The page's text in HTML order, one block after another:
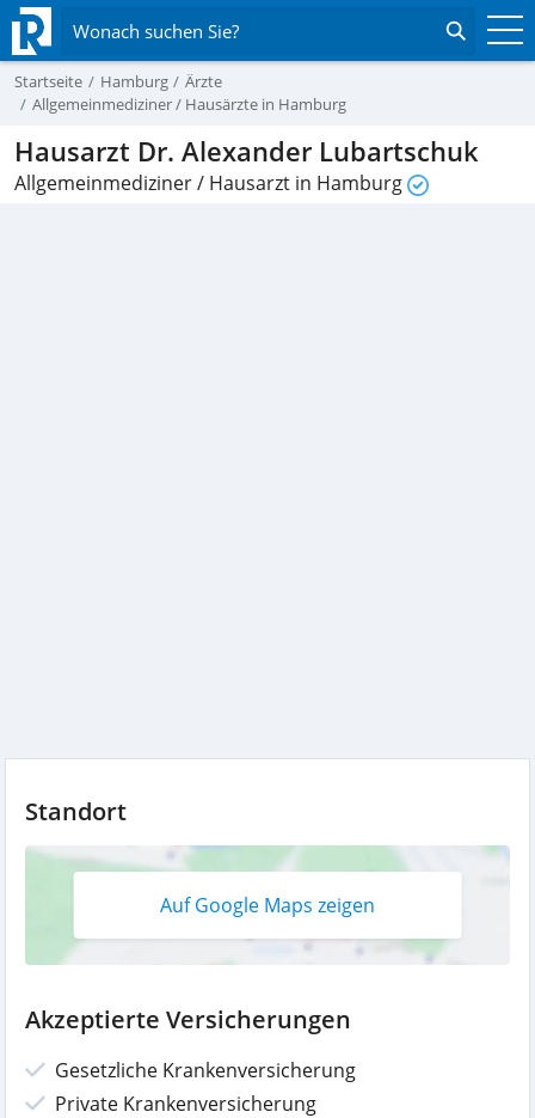
Wonach suchen Sie?
Startseite Hamburg
Ärzte
Allgemeinmediziner / Hausärzte in Hamburg
Hausarzt Dr. Alexander Lubartschuk
Allgemeinmediziner / Hausarzt in Hamburg
Standort
Auf Google Maps zeigen
Akzeptierte Versicherungen
Gesetzliche Krankenversicherung
Private Krankenversicherung